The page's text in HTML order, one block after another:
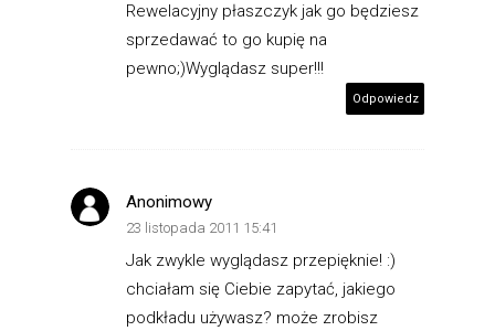
Rewelacyjny płaszczyk jak go będziesz
sprzedawać to go kupię na
pewno;)Wyglądasz super!!!
Odpowiedz
Anonimowy
23 listopada 2011 15:41
Jak zwykle wyglądasz przepięknie! :)
chciałam się Ciebie zapytać, jakiego
podkładu używasz? może zrobisz